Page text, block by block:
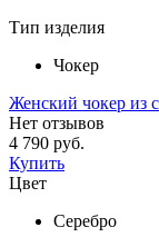
Тип изделия
Чокер
Женский чокер из
Нет отзывов
4 790 руб.
Купить
Цвет
Серебро